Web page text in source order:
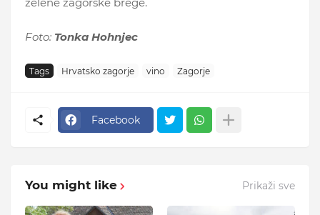
zelene zagorske brege.
Foto: Tonka Hohnjec
Tags Hrvatsko zagorje vino Zagorje
Facebook
You might like Prikaži sve